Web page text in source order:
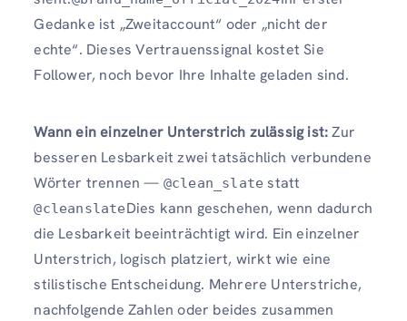
Gedanke ist „Zweitaccount“ oder „nicht der
echte“. Dieses Vertrauenssignal kostet Sie
Follower, noch bevor Ihre Inhalte geladen sind.
Wann ein einzelner Unterstrich zulässig ist:Zur
besseren Lesbarkeit zwei tatsächlich verbundene
Wörter trennen — @clean_slate statt
@cleanslateDies kann geschehen, wenn dadurch
die Lesbarkeit beeinträchtigt wird. Ein einzelner
Unterstrich, logisch platziert, wirkt wie eine
stilistische Entscheidung. Mehrere Unterstriche,
nachfolgende Zahlen oder beides zusammen